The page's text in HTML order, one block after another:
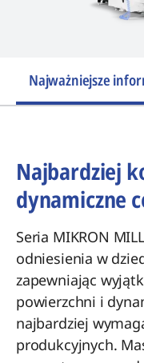
Najważniejsze
Najbardziej
dynamiczne
Seria MIKRON
odniesienia w
zapewniając
powierzchni i
najbardziej
produkcyjnych.